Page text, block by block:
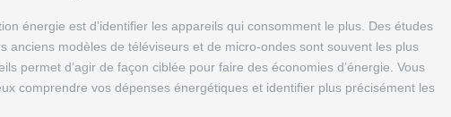
énergie est d’identifier les appareils qui consomment le plus. Des études
anciens modèles de téléviseurs et de micro-ondes sont souvent les plus
permet d’agir de façon ciblée pour faire des économies d’énergie. Vous
comprendre vos dépenses énergétiques et identifier plus précisément les